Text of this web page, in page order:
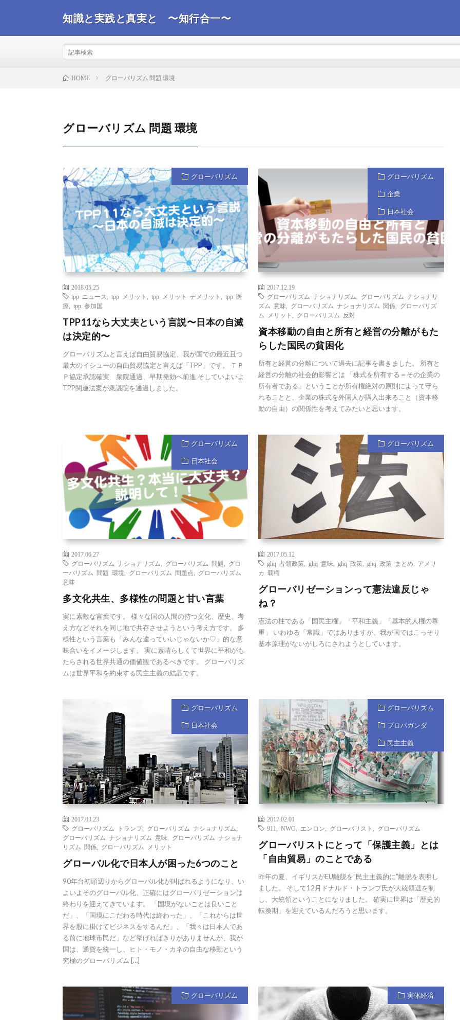
知識と実践と真実と 〜知行合一〜
ばと思います。
HOME グローバリズム 問題 環境
グローバリズム 問題 環境
グローバリズム
2018.05.25
tpp ニュース
tpp メリット tpp メリット デメリット
tpp 医
療
tpp 参加国
TPP11なら大丈夫という言説〜日本の自滅
は決定的〜
グローバリズムと言えば自由貿易協定、我が国での最近且つ
最大のイシューの自由貿易協定と言えば「TPP」です。 ＴＰ
Ｐ協定承認確実 衆院通過、早期発効へ前進 そしていよいよ
TPP関連法案が衆議院を通過しました。
グローバリズム
企業
日本社会
2017.12.19
グローバリズム ナショナリズム
グローバリズム ナショナリ
ズム 意味
グローバリズム ナショナリズム 関係
グローバリズ
ム メリット
グローバリズム 反対
資本移動の自由と所有と経営の分離がもた
らした国民の貧困化
所有と経営の分離について過去に記事を書きました。 所有と
経営の分離の社会的影響とは 「株式を所有する＝その企業の
所有者である」ということが所有権絶対の原則によって守ら
れることと、企業の株式を外国人が購入出来ること（資本移
動の自由）の関係性を考えてみたいと思います。
グローバリズム
日本社会
2017.06.27
グローバリズム ナショナリズム
グローバリズム 問題
グロ
ーバリズム 問題 環境
グローバリズム 問題点
グローバリズム
意味
多文化共生、多様性の問題と甘い言葉
実に素敵な言葉です。 様々な国の人間の持つ文化、歴史、考
え方などそれを同じ地で共存させようという考え方です。 多
様性という言葉も「みんな違っていいじゃないか♡」的な意
味合いをイメージします。 実に素晴らしくて世界に平和がも
たらされる世界共通の価値観であるべきです。 グローバリズ
ムは世界平和を約束する民主主義の結晶です。
グローバリズム
2017.05.12
ghq 占領政策 ,ghq 意味 ,ghq 政策 ,ghq 政策 まとめ
アメリ
カ 覇権
グローバリゼーションって憲法違反じゃ
ね？
憲法の柱である「国民主権」「平和主義」「基本的人権の尊
重」 いわゆる「常識」ではありますが、我が国ではこっそり
基本原理がないがしろにされようとしています。
グローバリズム
日本社会
2017.03.23
グローバリズム トランプ, グローバリズム ナショナリズム
グローバリズム ナショナリズム 意味
グローバリズム ナショナ
リズム 関係
グローバリズム メリット
グローバル化で日本人が困った6つのこと
90年台初頭辺りからグローバル化が叫ばれるようになり、い
よいよそのグローバル化、正確にはグローバリゼーションは
終わりを迎えてきています。 「国境がないことは良いこと
だ」、「国境にこだわる時代は終わった」、「これからは世
界を股に掛けてビジネスをするんだ」、「我々は日本人であ
る前に地球市民だ」など挙げればきりがありませんが、我が
国は、通貨を統一し、ヒト・モノ・カネの自由な移動という
究極のグローバリズム […]
グローバリズム
プロパガンダ
民主主義
2017.02.01
911
,NWO エンロン グローバリスト グローバリズム
グローバリストにとって「保護主義」とは
「自由貿易」のことである
昨年の夏、イギリスがEU離脱を”民主主義的に”離脱を表明し
ました。 そして12月ドナルド・トランプ氏が大統領選を制
し、大統領ということになりました。 確実に世界は「歴史的
転換期」を迎えているんだろうと思います。
グローバリズム 実体経済